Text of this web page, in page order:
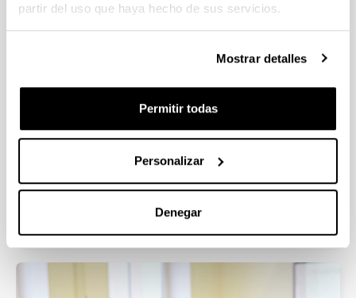
partir del uso que haya hecho de sus servicios.
Mostrar detalles
Permitir todas
Personalizar
Denegar
Feminist and Gender Studies
Doctoral Programme